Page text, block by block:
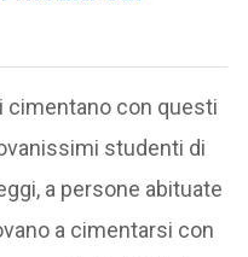
cimentano con questi
studenti di
a persone abituate
a cimentarsi con